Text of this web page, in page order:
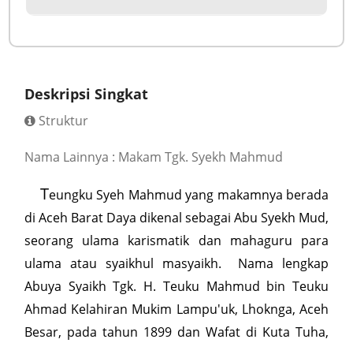
Deskripsi Singkat
Struktur
Nama Lainnya : Makam Tgk. Syekh Mahmud
Teungku Syeh Mahmud yang makamnya berada
di Aceh Barat Daya dikenal sebagai Abu Syekh Mud,
seorang ulama karismatik dan mahaguru para
ulama atau syaikhul masyaikh. Nama lengkap
Abuya Syaikh Tgk. H. Teuku Mahmud bin Teuku
Ahmad Kelahiran Mukim Lampu'uk, Lhoknga, Aceh
Besar, pada tahun 1899 dan Wafat di Kuta Tuha,